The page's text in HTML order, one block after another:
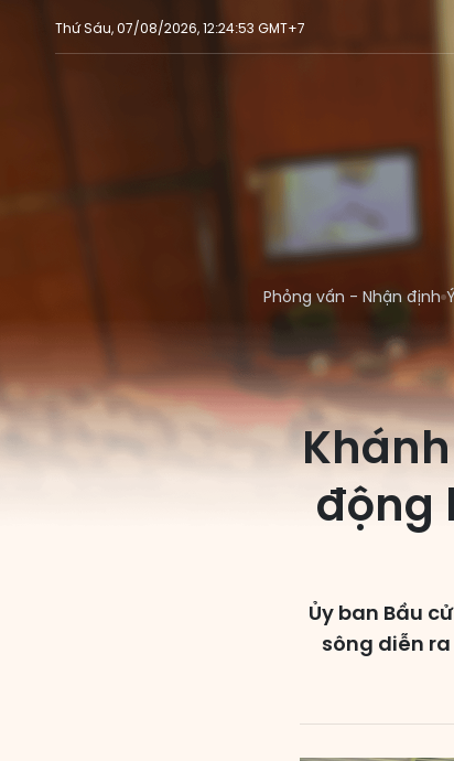
Thứ Sáu, 07/08/2026, 12:24:53 GMT+7
Phỏng vấn - Nhận định
động
Ủy ban Bầu
sông diễn